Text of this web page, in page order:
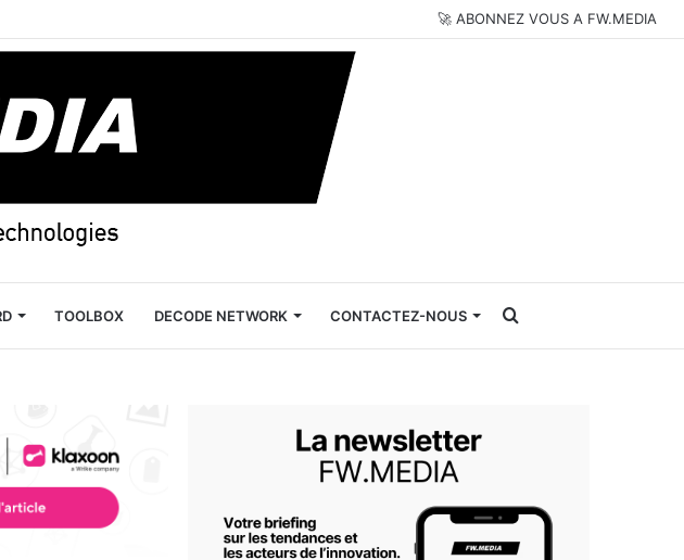
🚀 ABONNEZ VOUS A FW.MEDIA
TOOLBOX DECODE NETWORK CONTACTEZ-NOUS Rechercher